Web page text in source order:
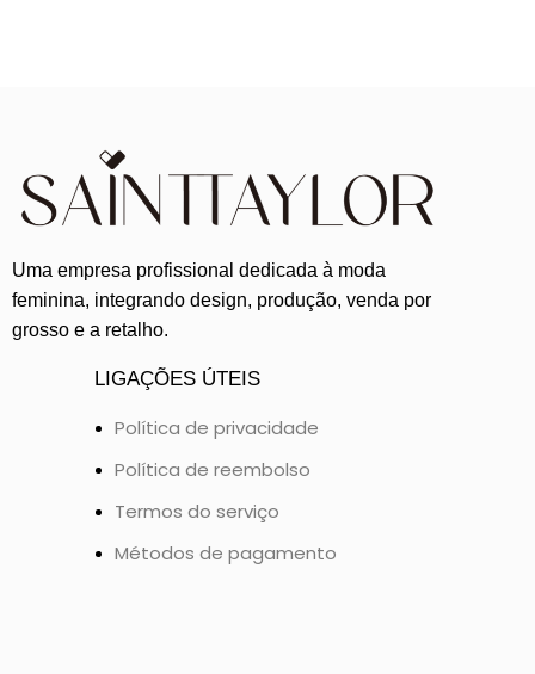
Uma empresa profissional dedicada à moda
feminina, integrando design, produção, venda por
grosso e a retalho.
LIGAÇÕES ÚTEIS
Política de privacidade
Política de reembolso
Termos do serviço
Métodos de pagamento